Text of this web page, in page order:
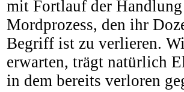
mit Fortlauf der
Mordprozess, den ihr
Begriff ist zu verlieren.
erwarten, trägt natürlich
in dem bereits verloren